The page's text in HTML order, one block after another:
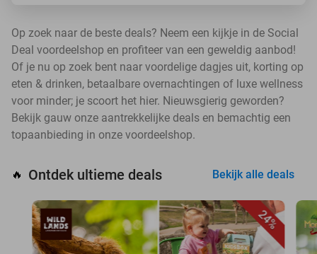
Op zoek naar de beste deals? Neem een kijkje in de Social
Deal voordeelshop en profiteer van een geweldig aanbod!
Of je nu op zoek bent naar voordelige dagjes uit, korting op
eten & drinken, betaalbare overnachtingen of luxe wellness
voor minder; je scoort het hier. Nieuwsgierig geworden?
Bekijk gauw onze aantrekkelijke deals en bemachtig een
topaanbieding in onze voordeelshop.
🔥 Ontdek ultieme deals Bekijk alle deals
24%